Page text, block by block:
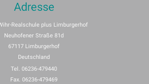
Adresse
Realschule plus Limburgerhof
Neuhofener Straße 81d
67117 Limburgerhof
Deutschland
Tel. 06236-479440
Fax. 06236-479469